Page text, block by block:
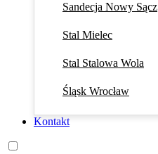
Sandecja Nowy Sącz
Stal Mielec
Stal Stalowa Wola
Śląsk Wrocław
Kontakt